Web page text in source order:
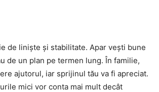
de liniște și stabilitate. Apar vești bune
de un plan pe termen lung. În familie,
ajutorul, iar sprijinul tău va fi apreciat.
mici vor conta mai mult decât